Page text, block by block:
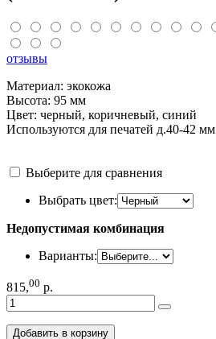
отзывы
Материал: экокожа
Высота: 95 мм
Цвет: черный, коричневый, синий
Используются для печатей д.40-42 мм
Выберите для сравнения
Выбрать цвет:
Недопустимая комбинация
Варианты:
815,00 р.
Добавить в корзину